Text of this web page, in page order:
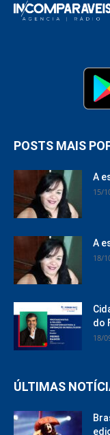
POSTS MAIS
A
15/
A
18/
do
18/
ÚLTIMAS